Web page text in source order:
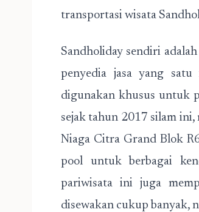
transportasi wisata
Sandholiday sendiri
penyedia jasa yang satu
digunakan khusus untuk
sejak tahun 2017 silam
Niaga Citra Grand Blok
pool untuk berbagai
pariwisata ini juga
disewakan cukup banyak,